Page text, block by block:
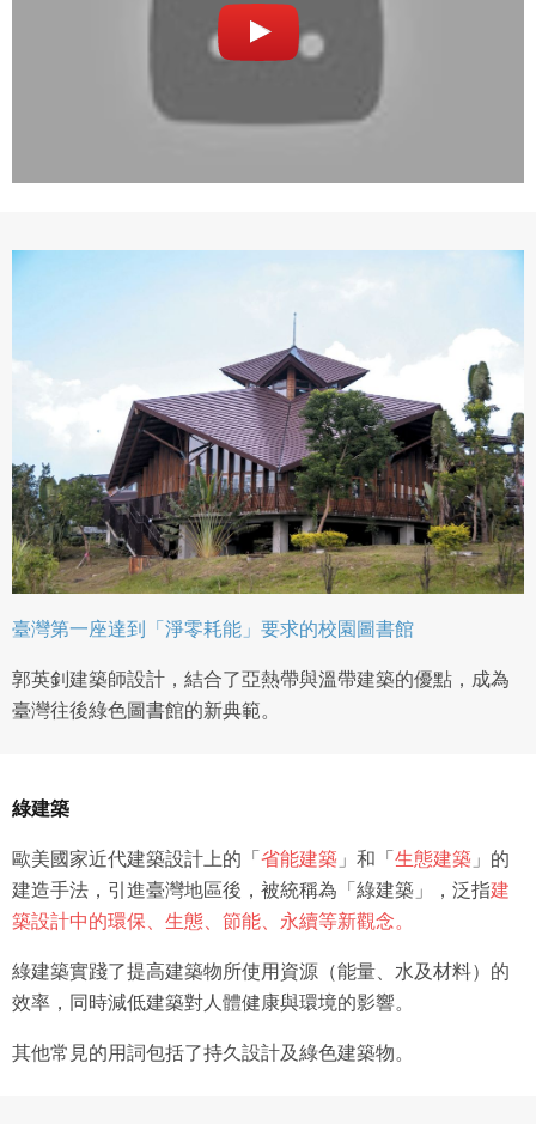
臺灣第一座達到「淨零耗能」要求的校園圖書館
郭英釗建築師設計，結合了亞熱帶與溫帶建築的優點，成為
臺灣往後綠色圖書館的新典範。
綠建築
歐美國家近代建築設計上的「省能建築 」和「生態建築 」的
建造手法，引進臺灣地區後，被統稱為「綠建築」，泛指建
築設計中的環保、生態、節能、永續等新觀念。
綠建築實踐了提高建築物所使用資源（能量、水及材料）的
效率，同時減低建築對人體健康與環境的影響。
其他常見的用詞包括了持久設計及綠色建築物。